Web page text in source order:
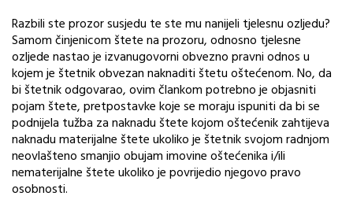
Razbili ste prozor susjedu te ste mu nanijeli tjelesnu ozljedu?
Samom činjenicom štete na prozoru, odnosno tjelesne
ozljede nastao je izvanugovorni obvezno pravni odnos u
kojem je štetnik obvezan naknaditi štetu oštećenom. No, da
bi štetnik odgovarao, ovim člankom potrebno je objasniti
pojam štete, pretpostavke koje se moraju ispuniti da bi se
podnijela tužba za naknadu štete kojom oštećenik zahtijeva
naknadu materijalne štete ukoliko je štetnik svojom radnjom
neovlašteno smanjio obujam imovine oštećenika i/ili
nematerijalne štete ukoliko je povrijedio njegovo pravo
osobnosti.